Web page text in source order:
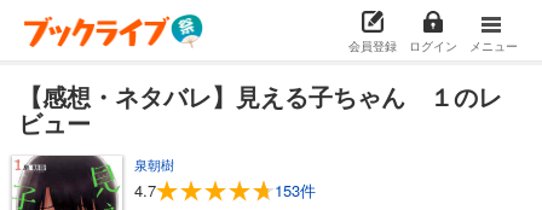
会員登録 ログイン メニュー
【感想・ネタバレ】見える子ちゃん １のレ
ビュー
泉朝樹
4.7 153件